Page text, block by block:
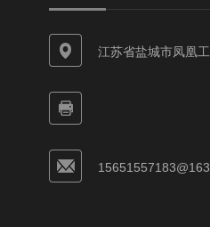
江苏省盐城市凤凰